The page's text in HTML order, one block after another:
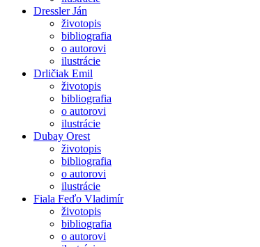
Dressler Ján
životopis
bibliografia
o autorovi
ilustrácie
Drličiak Emil
životopis
bibliografia
o autorovi
ilustrácie
Dubay Orest
životopis
bibliografia
o autorovi
ilustrácie
Fiala Feďo Vladimír
životopis
bibliografia
o autorovi